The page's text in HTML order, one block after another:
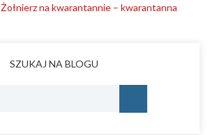
Żołnierz na kwarantannie – kwarantanna
SZUKAJ NA BLOGU